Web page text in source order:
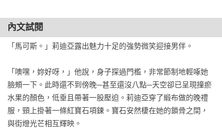
案。
負責本案的警探弗林百思不得其解，於是請來一位出人意料的
都有入微的觀察力，史貝特如今將這身本領改用在解讀人類行
為上，成為獨具洞見的偵探。
弗林與史貝特一一查問博士診治過的病人，以及家中的女兒和
管家；在那個社會上還對精神疾病諱莫如深的年代，他們似乎
內文試閱
「馬可斯。」莉迪亞露出魅力十足的強勢微笑迎接男伴。
「噢嘿，妳好呀，」他說，身子探過門檻，非常節制地輕啄她
臉頰一下。此時還不到傍晚─甚至還沒八點─天空卻已呈現撞瘀
水果的顏色，低垂且帶著一股壓迫。莉迪亞穿了緞布做的晚禮
服，頸上掛著一條紅寶石項鍊。寶石安然棲在她的鎖骨之間，
與街燈光芒相互輝映。